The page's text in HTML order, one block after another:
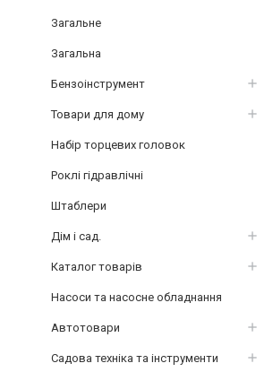
Загальне
Загальна
Бензоінструмент
Товари для дому
Набір торцевих головок
Роклі гідравлічні
Штаблери
Дім і сад.
Каталог товарів
Насоси та насосне обладнання
Автотовари
Садова техніка та інструменти